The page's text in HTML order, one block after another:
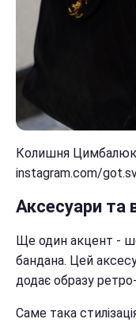
Колишня
instagram.com/
Аксесуари та
Ще один акцент -
бандана. Цей
додає образу
Саме така